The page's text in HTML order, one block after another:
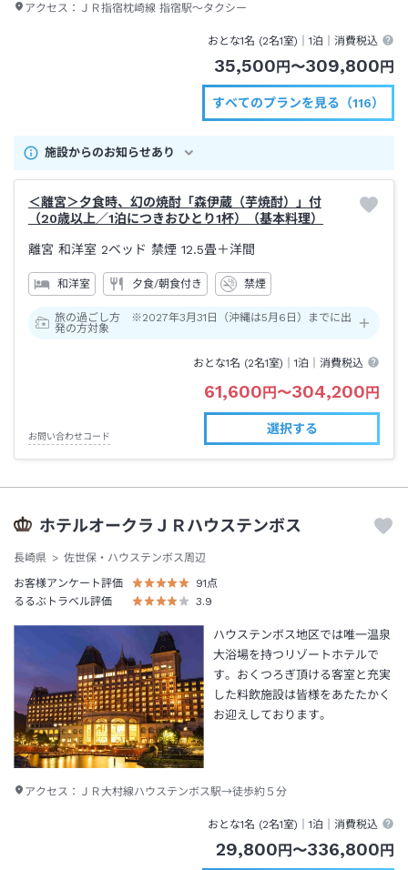
アクセス： ＪＲ指宿枕崎線 指宿駅～タクシー
おとな1名 (2名1室)｜1泊 ｜消費税込
35,500円〜309,800円
すべてのプランを見る（116）
施設からのお知らせあり
＜離宮＞夕食時、幻の焼酎「森伊蔵（芋焼酎）」付
（20歳以上／1泊につきおひとり1杯）（基本料理）
離宮 和洋室 2ベッド 禁煙 12.5畳＋洋間
和洋室 夕食/朝食付き 禁煙
旅の過ごし方 ※2027年3月31日（沖縄は5月6日）までに出
発の方対象
おとな1名 (2名1室)｜1泊 ｜消費税込
61,600円〜304,200円
お問い合わせコード
選択する
ホテルオークラＪＲハウステンボス
長崎県
佐世保・ハウステンボス周辺
お客様アンケート評価
91点
るるぶトラベル評価
3.9
ハウステンボス地区では唯一温泉
大浴場を持つリゾートホテルで
す。おくつろぎ頂ける客室と充実
した料飲施設は皆様をあたたかく
お迎えしております。
アクセス： ＪＲ大村線ハウステンボス駅→徒歩約５分
おとな1名 (2名1室)｜1泊 ｜消費税込
29,800円〜336,800円